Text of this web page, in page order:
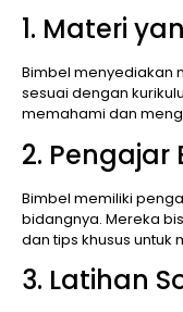
1. Materi
Bimbel menyediakan
sesuai dengan
memahami dan
2.
Bimbel memiliki
bidangnya. Mereka
dan tips khusus untuk
3. Latihan